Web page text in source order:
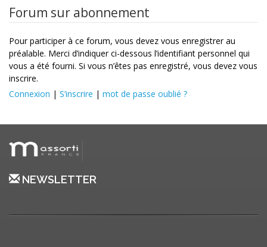
Forum sur abonnement
Pour participer à ce forum, vous devez vous enregistrer au
préalable. Merci d’indiquer ci-dessous l’identifiant personnel qui
vous a été fourni. Si vous n’êtes pas enregistré, vous devez vous
inscrire.
Connexion | S’inscrire | mot de passe oublié ?
NEWSLETTER